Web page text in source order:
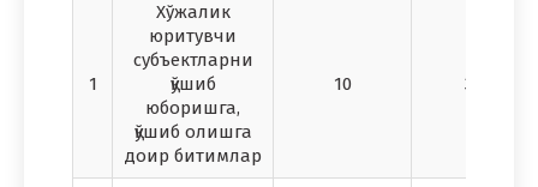
1
Хўжалик
юритувчи
субъектларни
қўшиб
юборишга,
қўшиб олишга
доир битимлар
10 3